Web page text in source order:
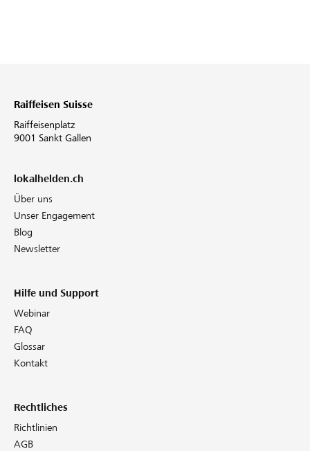
Raiffeisen Suisse
Raiffeisenplatz
9001 Sankt Gallen
lokalhelden.ch
Über uns
Unser Engagement
Blog
Newsletter
Hilfe und Support
Webinar
FAQ
Glossar
Kontakt
Rechtliches
Richtlinien
AGB